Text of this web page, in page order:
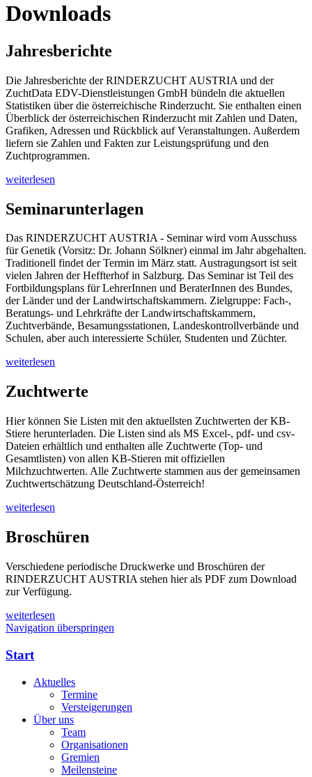
Downloads
Jahresberichte
Die Jahresberichte der RINDERZUCHT AUSTRIA und der
ZuchtData EDV-Dienstleistungen GmbH bündeln die aktuellen
Statistiken über die österreichische Rinderzucht. Sie enthalten einen
Überblick der österreichischen Rinderzucht mit Zahlen und Daten,
Grafiken, Adressen und Rückblick auf Veranstaltungen. Außerdem
liefern sie Zahlen und Fakten zur Leistungsprüfung und den
Zuchtprogrammen.
weiterlesen
Seminarunterlagen
Das RINDERZUCHT AUSTRIA - Seminar wird vom Ausschuss
für Genetik (Vorsitz: Dr. Johann Sölkner) einmal im Jahr abgehalten.
Traditionell findet der Termin im März statt. Austragungsort ist seit
vielen Jahren der Heffterhof in Salzburg. Das Seminar ist Teil des
Fortbildungsplans für LehrerInnen und BeraterInnen des Bundes,
der Länder und der Landwirtschaftskammern. Zielgruppe: Fach-,
Beratungs- und Lehrkräfte der Landwirtschaftskammern,
Zuchtverbände, Besamungsstationen, Landeskontrollverbände und
Schulen, aber auch interessierte Schüler, Studenten und Züchter.
weiterlesen
Zuchtwerte
Hier können Sie Listen mit den aktuellsten Zuchtwerten der KB-
Stiere herunterladen. Die Listen sind als MS Excel-, pdf- und csv-
Dateien erhältlich und enthalten alle Zuchtwerte (Top- und
Gesamtlisten) von allen KB-Stieren mit offiziellen
Milchzuchtwerten. Alle Zuchtwerte stammen aus der gemeinsamen
Zuchtwertschätzung Deutschland-Österreich!
weiterlesen
Broschüren
Verschiedene periodische Druckwerke und Broschüren der
RINDERZUCHT AUSTRIA stehen hier als PDF zum Download
zur Verfügung.
weiterlesen
Navigation überspringen
Start
Aktuelles
Termine
Versteigerungen
Über uns
Team
Organisationen
Gremien
Meilensteine